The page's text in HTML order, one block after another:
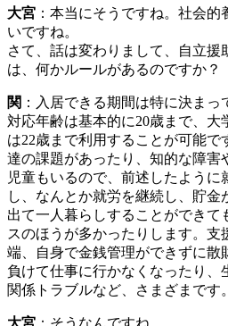
大宮 ：本当にそうですね。社会
いですね。
さて、話は変わりまして、自立援
は、何かルールがあるのですか？
関 ：入居できる期間は特に決ま
対応年齢は基本的に20歳まで、大
は22歳まで利用することが可能で
達の課題があったり、知的な障害
児童もいるので、前述したように
し、なんとか就労を継続し、貯金
出て一人暮らしすることができて
スのほうが多かったりします。支
端、自身で金銭管理ができずに散
負けて仕事に行かなくなったり、
関係トラブルなど、さまざまです。
大宮 ：そうなんですね。